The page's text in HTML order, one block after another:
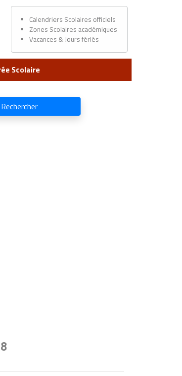
Calendriers Scolaires officiels
Zones Scolaires académiques
Vacances & Jours fériés
Scolaire